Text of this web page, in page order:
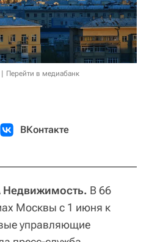
Перейти в медиабанк
ВКонтакте
В 66
Москвы с 1 июня к
управляющие